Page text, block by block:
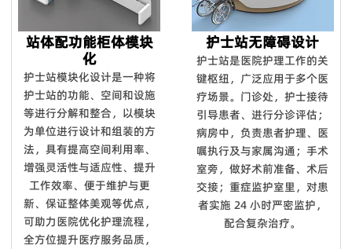
站体配功能柜体模块
化
护士站模块化设计是一种将
护士站的功能、空间和设施
等进行分解和整合，以模块
为单位进行设计和组装的方
法，具有提高空间利用率、
增强灵活性与适应性、提升
工作效率、便于维护与更
新、保证整体美观等优点，
可助力医院优化护理流程，
全方位提升医疗服务品质，
护士站无障碍设计
护士站是医院护理工作的关
键枢纽，广泛应用于多个医
疗场景。门诊处，护士接待
引导患者、进行分诊评估；
病房中，负责患者护理、医
嘱执行及与家属沟通；手术
室旁，做好术前准备、术后
交接；重症监护室里，对患
者实施 24 小时严密监护，
配合复杂治疗。